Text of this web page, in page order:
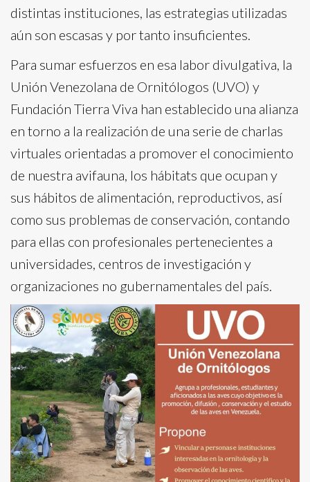
distintas instituciones, las estrategias utilizadas
aún son escasas y por tanto insuficientes.
Para sumar esfuerzos en esa labor divulgativa, la
Unión Venezolana de Ornitólogos (UVO) y
Fundación Tierra Viva han establecido una alianza
en torno a la realización de una serie de charlas
virtuales orientadas a promover el conocimiento
de nuestra avifauna, los hábitats que ocupan y
sus hábitos de alimentación, reproductivos, así
como sus problemas de conservación, contando
para ellas con profesionales pertenecientes a
universidades, centros de investigación y
organizaciones no gubernamentales del país.